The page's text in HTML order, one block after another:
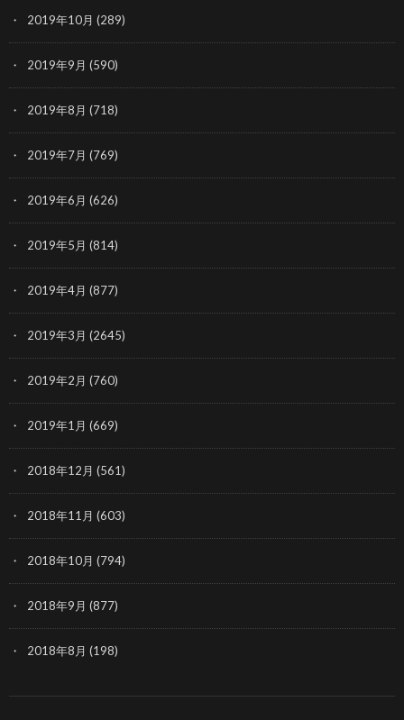
2019年10月 (289)
2019年9月 (590)
2019年8月 (718)
2019年7月 (769)
2019年6月 (626)
2019年5月 (814)
2019年4月 (877)
2019年3月 (2645)
2019年2月 (760)
2019年1月 (669)
2018年12月 (561)
2018年11月 (603)
2018年10月 (794)
2018年9月 (877)
2018年8月 (198)